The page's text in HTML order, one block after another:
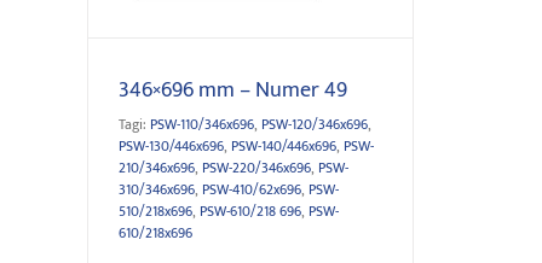
346×696 mm – Numer 49
Tagi: PSW-110/346x696, PSW-120/346x696,
PSW-130/446x696, PSW-140/446x696, PSW-
210/346x696, PSW-220/346x696, PSW-
310/346x696, PSW-410/62x696, PSW-
510/218x696, PSW-610/218 696, PSW-
610/218x696